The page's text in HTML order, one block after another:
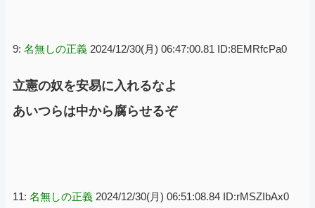
9: 名無しの正義 2024/12/30(月) 06:47:00.81 ID:8EMRfcPa0
立憲の奴を安易に入れるなよ
あいつらは中から腐らせるぞ
11: 名無しの正義 2024/12/30(月) 06:51:08.84 ID:rMSZIbAx0